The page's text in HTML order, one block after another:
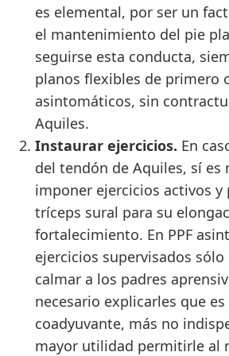
es elemental, por ser un
el mantenimiento del pie
seguirse esta conducta,
planos flexibles de primero
asintomáticos, sin
Aquiles.
Instaurar ejercicios. En
del tendón de Aquiles, sí es
imponer ejercicios activos y
tríceps sural para su
fortalecimiento. En PPF
ejercicios supervisados sólo
calmar a los padres
necesario explicarles que
coadyuvante, más no
mayor utilidad permitirle al